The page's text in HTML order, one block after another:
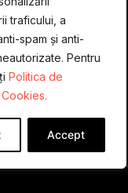
traficului, a
spam și anti-
Pentru
Politica de
Accept